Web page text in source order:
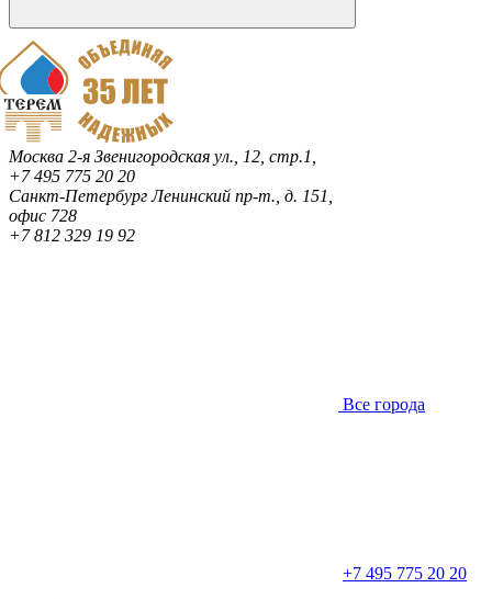
Москва 2-я Звенигородская ул., 12, стр.1,
+7 495 775 20 20
Санкт-ПетербургЛенинский пр-т., д. 151,
офис 728
+7 812 329 19 92
Все города
+7 495 775 20 20